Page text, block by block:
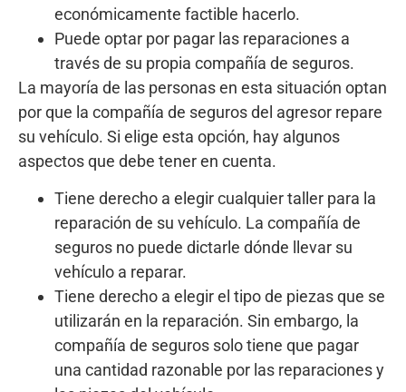
económicamente factible hacerlo.
Puede optar por pagar las reparaciones a
través de su propia compañía de seguros.
La mayoría de las personas en esta situación optan
por que la compañía de seguros del agresor repare
su vehículo. Si elige esta opción, hay algunos
aspectos que debe tener en cuenta.
Tiene derecho a elegir cualquier taller para la
reparación de su vehículo. La compañía de
seguros no puede dictarle dónde llevar su
vehículo a reparar.
Tiene derecho a elegir el tipo de piezas que se
utilizarán en la reparación. Sin embargo, la
compañía de seguros solo tiene que pagar
una cantidad razonable por las reparaciones y